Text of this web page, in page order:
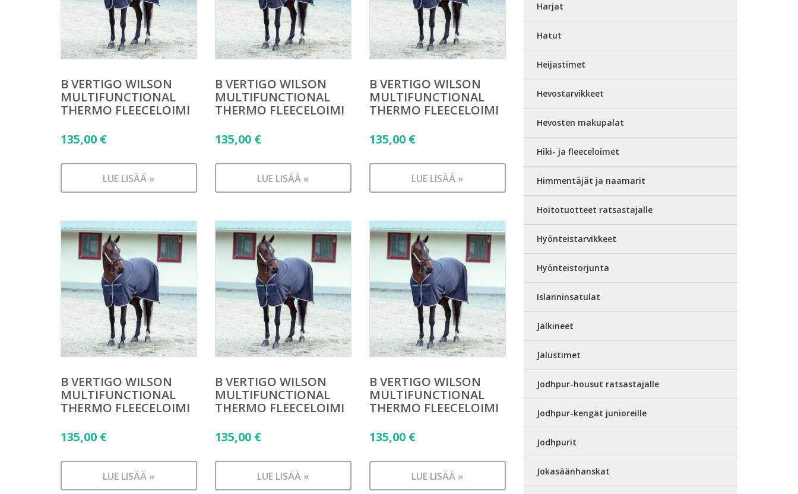
B VERTIGO WILSON
MULTIFUNCTIONAL
THERMO FLEECELOIMI
135,00 €
LUE LISÄÄ »
B VERTIGO WILSON
MULTIFUNCTIONAL
THERMO FLEECELOIMI
135,00 €
LUE LISÄÄ »
B VERTIGO WILSON
MULTIFUNCTIONAL
THERMO FLEECELOIMI
135,00 €
LUE LISÄÄ »
B VERTIGO WILSON
MULTIFUNCTIONAL
THERMO FLEECELOIMI
135,00 €
LUE LISÄÄ »
B VERTIGO WILSON
MULTIFUNCTIONAL
THERMO FLEECELOIMI
135,00 €
LUE LISÄÄ »
B VERTIGO WILSON
MULTIFUNCTIONAL
THERMO FLEECELOIMI
135,00 €
LUE LISÄÄ »
Harjat
Hatut
Heijastimet
Hevostarvikkeet
Hevosten makupalat
Hiki- ja fleeceloimet
Himmentäjät ja naamarit
Hoitotuotteet ratsastajalle
Hyönteistarvikkeet
Hyönteistorjunta
Islanninsatulat
Jalkineet
Jalustimet
Jodhpur-housut ratsastajalle
Jodhpur-kengät junioreille
Jodhpurit
Jokasäänhanskat